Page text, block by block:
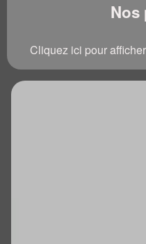
Nos
Cliquez ici pour